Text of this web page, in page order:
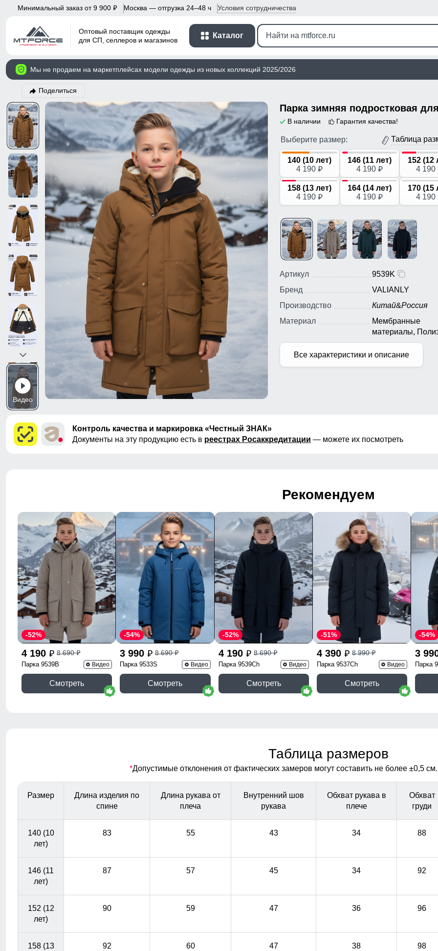
Минимальный заказ от 9 900 p Москва — отгрузка 24–48 ч Условия сотрудничества
Оптовый поставщик одежды
для СП, селлеров и магазинов
Каталог
Мы не продаем на маркетплейсах модели одежды из новых коллекций 2025/2026
Поделиться
Видео
В наличии Гарантия качества!
Выберите размер: Таблица
140 (10 лет)
4 190 p
146 (11 лет)
4 190 p
152 (12
4 190
158 (13 лет)
4 190 p
164 (14 лет)
4 190 p
170 (15
4 190
Артикул
9539K
Бренд
VALIANLY
Производство
Китай&Россия
Материал
Мембранные
материалы,
Тефлон, Плащевка
Все характеристики и описание
Контроль качества и маркировка «Честный ЗНАК»
Документы на эту продукцию есть в реестрах Росаккредитации — можете их посмотреть
Рекомендуем
4 190 p 8 690p
-52%
Парка 9539B Видео
Смотреть
3 990 p 8 690p
-54%
Парка 9533S Видео
Смотреть
4 190 p 8 690p
-52%
Парка 9539Ch Видео
Смотреть
4 390 p 8 990p
-51%
Парка 9537Ch Видео
Смотреть
3
-54%
Парка
Таблица размеров
*Допустимые отклонения от фактических замеров могут составить не более ±0,5
Размер
Длина изделия по
спине
Длина рукава от
плеча
Внутренний шов
рукава
Обхват рукава в
плече
Обхват
груди
140 (10
лет)
83 55 43 34 88
146 (11
лет)
87 57 45 34 92
152 (12
лет)
90 59 47 36 96
158 (13
92 60 47 38 98